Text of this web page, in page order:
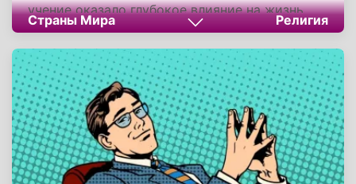
учение оказало глубокое влияние на жизнь
Китая, став основой философской системы,
известной как конфуцианство. Конфуций
основал первый университет и
систематизировал летописи, составленные в
разных княжествах. Учение Конфуция о
правилах поведения князей, чиновников,
воинов и крестьян распространялось в Китае
так же широко, как учение Будды в Индии.
Страны Мира Религия